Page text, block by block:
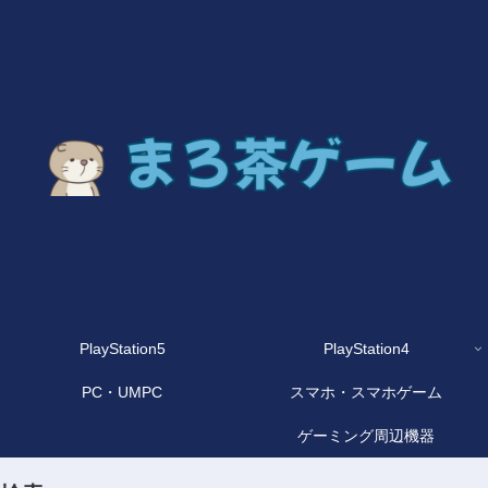
PlayStation5 PlayStation4
PC・UMPC スマホ・スマホゲーム
ゲーミング周辺機器